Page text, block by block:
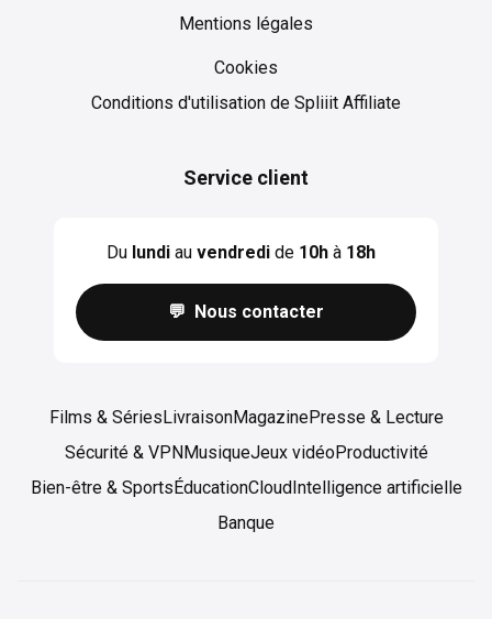
Mentions légales
Cookies
Conditions d'utilisation de Spliiit Affiliate
Service client
Du lundiau vendredide 10hà 18h
💬 Nous contacter
Films & SériesLivraisonMagazinePresse & Lecture
Sécurité & VPNMusiqueJeux vidéoProductivité
Bien-être & SportsÉducationCloudIntelligence artificielle
Banque